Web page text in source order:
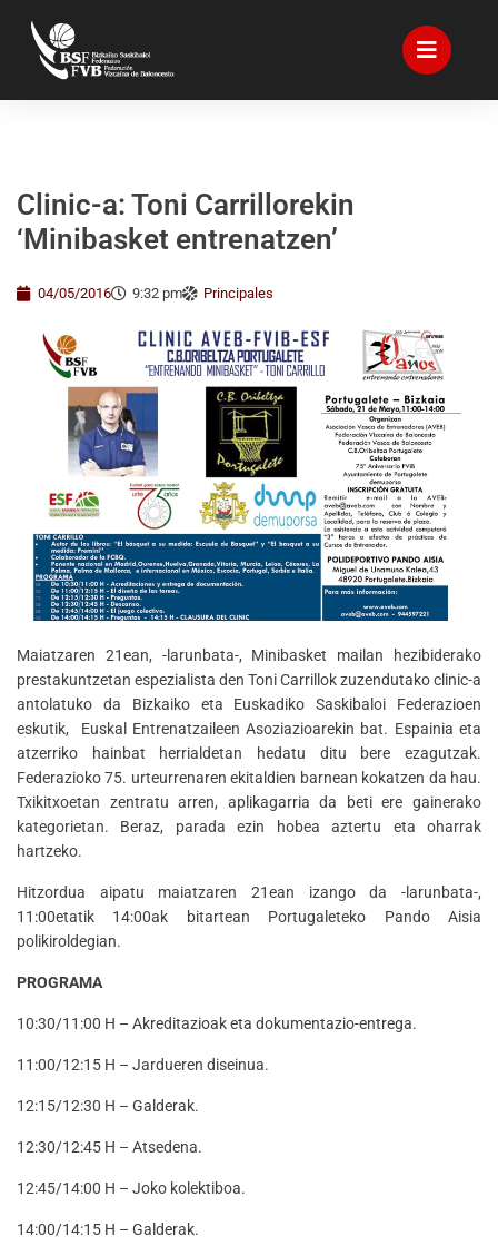
Clinic-a: Toni Carrillorekin
‘Minibasket entrenatzen’
04/05/2016 9:32 pm Principales
Maiatzaren 21ean, -larunbata-, Minibasket mailan hezibiderako
prestakuntzetan espezialista den Toni Carrillok zuzendutako clinic-a
antolatuko da Bizkaiko eta Euskadiko Saskibaloi Federazioen
eskutik, Euskal Entrenatzaileen Asoziazioarekin bat. Espainia eta
atzerriko hainbat herrialdetan hedatu ditu bere ezagutzak.
Federazioko 75. urteurrenaren ekitaldien barnean kokatzen da hau.
Txikitxoetan zentratu arren, aplikagarria da beti ere gainerako
kategorietan. Beraz, parada ezin hobea aztertu eta oharrak
hartzeko.
Hitzordua aipatu maiatzaren 21ean izango da -larunbata-,
11:00etatik 14:00ak bitartean Portugaleteko Pando Aisia
polikiroldegian.
PROGRAMA
10:30/11:00 H – Akreditazioak eta dokumentazio-entrega.
11:00/12:15 H – Jardueren diseinua.
12:15/12:30 H – Galderak.
12:30/12:45 H – Atsedena.
12:45/14:00 H – Joko kolektiboa.
14:00/14:15 H – Galderak.